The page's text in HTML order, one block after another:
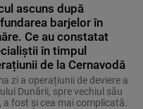
ascuns după
barjelor în
Ce au constatat
în timpul
de la Cernavodă
zi a operațiunii de deviere a
Dunării, spre vechiul său
a fost și cea mai complicată.